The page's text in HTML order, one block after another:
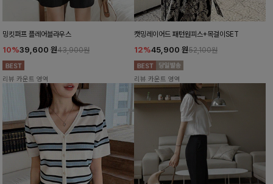
밍킷퍼프 플레어블라우스
10%39,600 원43,900원
리뷰 카운트 영역
캣밍레이어드 패턴원피스+목걸이SET
12%45,900 원52,100원
리뷰 카운트 영역